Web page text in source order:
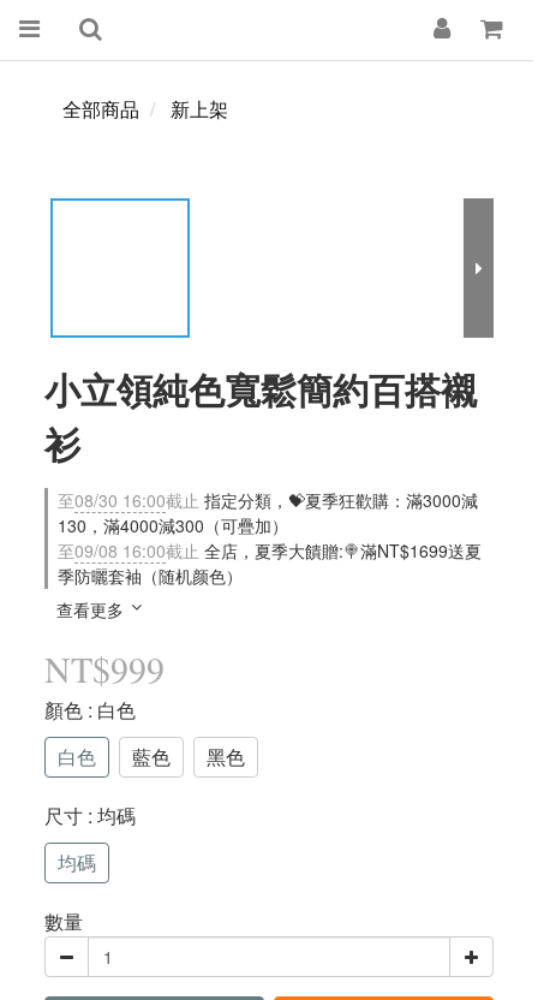
全部商品 新上架
小立領純色寬鬆簡約百搭襯
衫
至08/30 16:00截止 指定分類，💝夏季狂歡購：滿3000減
130，滿4000減300（可疊加）
至09/08 16:00截止 全店，夏季大饋贈:🍭滿NT$1699送夏
季防曬套袖（随机颜色）
查看更多
NT$999
顏色 : 白色
白色
藍色 黑色
尺寸 : 均碼
均碼
數量